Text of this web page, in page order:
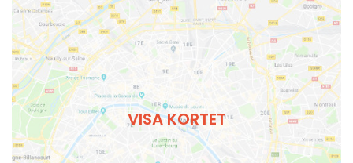
VISA KORTET